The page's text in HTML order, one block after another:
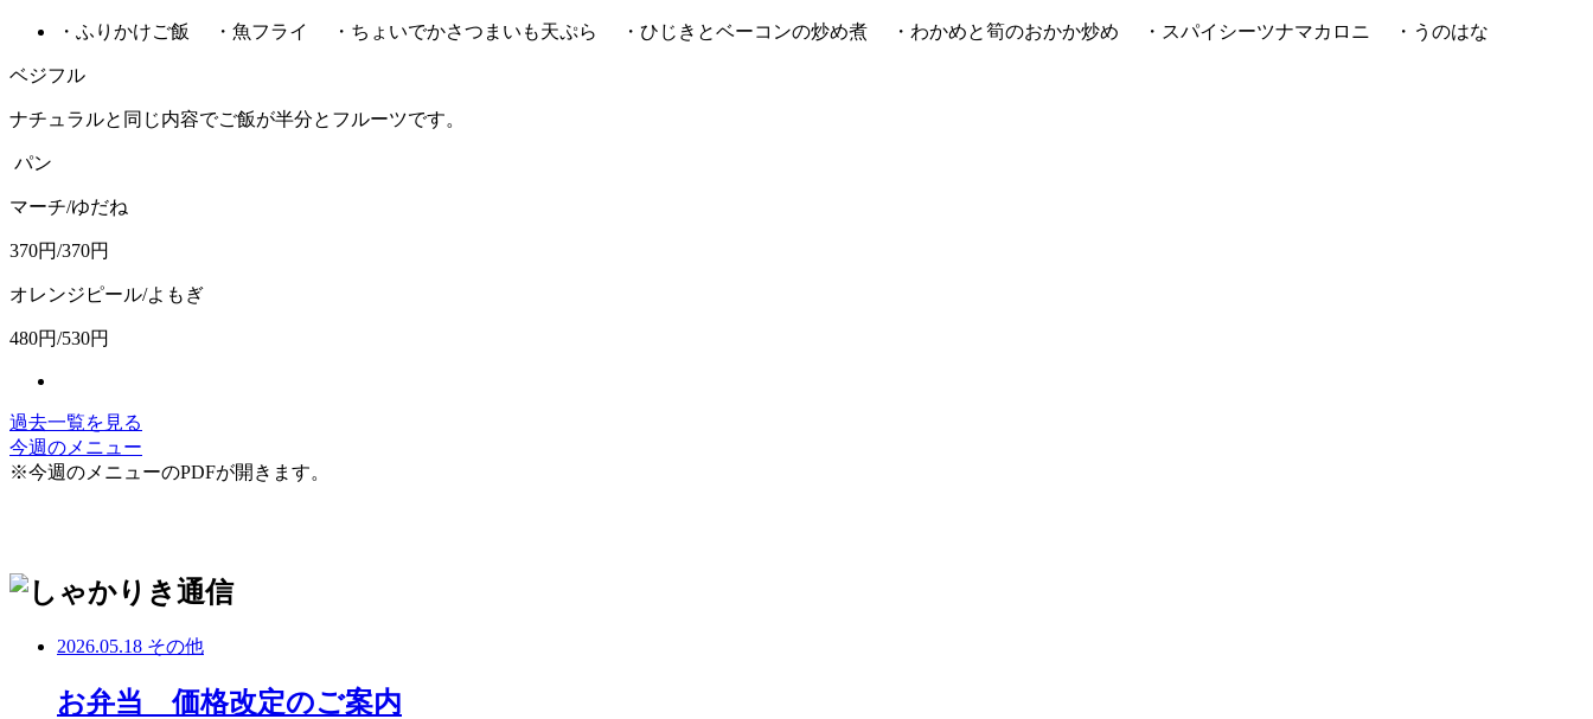
・ふりかけご飯 ・魚フライ ・ちょいでかさつまいも天ぷら ・ひじきとベーコンの炒め煮 ・わかめと筍のおかか炒め ・スパイシーツナマカロニ ・うのはな
ベジフル
ナチュラルと同じ内容でご飯が半分とフルーツです。
パン
マーチ/ゆだね
370円/370円
オレンジピール/よもぎ
480円/530円
過去一覧を見る
今週のメニュー
※今週のメニューのPDFが開きます。
2026.05.18 その他
お弁当 価格改定のご案内